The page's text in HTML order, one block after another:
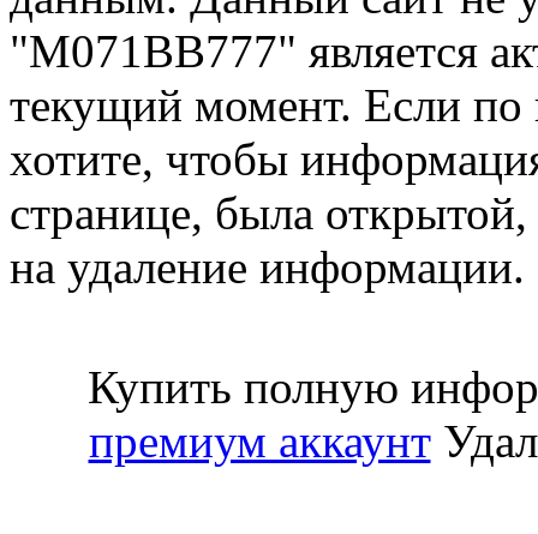
"М071ВВ777" является
текущий момент. Если
хотите, чтобы
странице, была открытой,
на удаление информации.
Купить полную
премиум аккаунт